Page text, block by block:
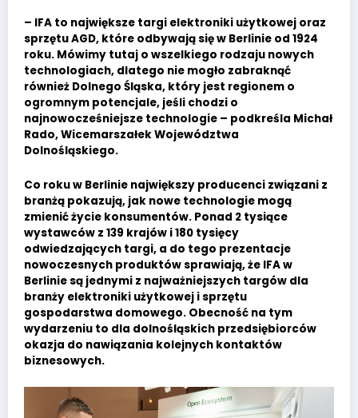
– IFA to największe targi elektroniki użytkowej oraz
sprzętu AGD, które odbywają się w Berlinie od 1924
roku. Mówimy tutaj o wszelkiego rodzaju nowych
technologiach, dlatego nie mogło zabraknąć
również Dolnego Śląska, który jest regionem o
ogromnym potencjale, jeśli chodzi o
najnowocześniejsze technologie – podkreśla Michał
Rado, Wicemarszałek Województwa
Dolnośląskiego.
Co roku w Berlinie największy producenci związani z
branżą pokazują, jak nowe technologie mogą
zmienić życie konsumentów. Ponad 2 tysiące
wystawców z 139 krajów i 180 tysięcy
odwiedzających targi, a do tego prezentacje
nowoczesnych produktów sprawiają, że IFA w
Berlinie są jednymi z najważniejszych targów dla
branży elektroniki użytkowej i sprzętu
gospodarstwa domowego. Obecność na tym
wydarzeniu to dla dolnośląskich przedsiębiorców
okazja do nawiązania kolejnych kontaktów
biznesowych.